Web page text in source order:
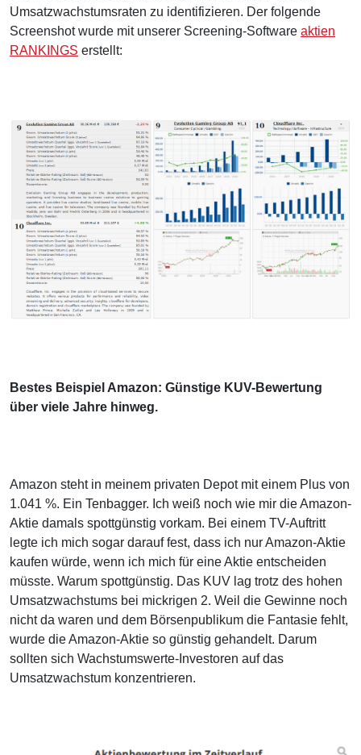
Umsatzwachstumsraten zu identifizieren. Der folgende
Screenshot wurde mit unserer Screening-Software aktien
RANKINGS erstellt:
Bestes Beispiel Amazon: Günstige KUV-Bewertung
über viele Jahre hinweg.
Amazon steht in meinem privaten Depot mit einem Plus von
1.041 %. Ein Tenbagger. Ich weiß noch wie mir die Amazon-
Aktie damals spottgünstig vorkam. Bei einem TV-Auftritt
legte ich mich sogar darauf fest, dass ich nur Amazon-Aktie
kaufen würde, wenn ich mich für eine Aktie entscheiden
müsste. Warum spottgünstig. Das KUV lag trotz des hohen
Umsatzwachstums bei mickrigen 2. Weil die Gewinne noch
nicht da waren und dem Börsenpublikum die Fantasie fehlt,
wurde die Amazon-Aktie so günstig gehandelt. Darum
sollten sich Wachstumswerte-Investoren auf das
Umsatzwachstum konzentrieren.